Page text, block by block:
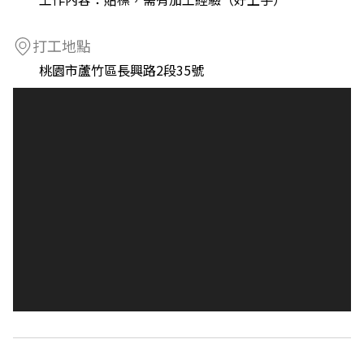
打工地點
桃園市蘆竹區長興路2段35號